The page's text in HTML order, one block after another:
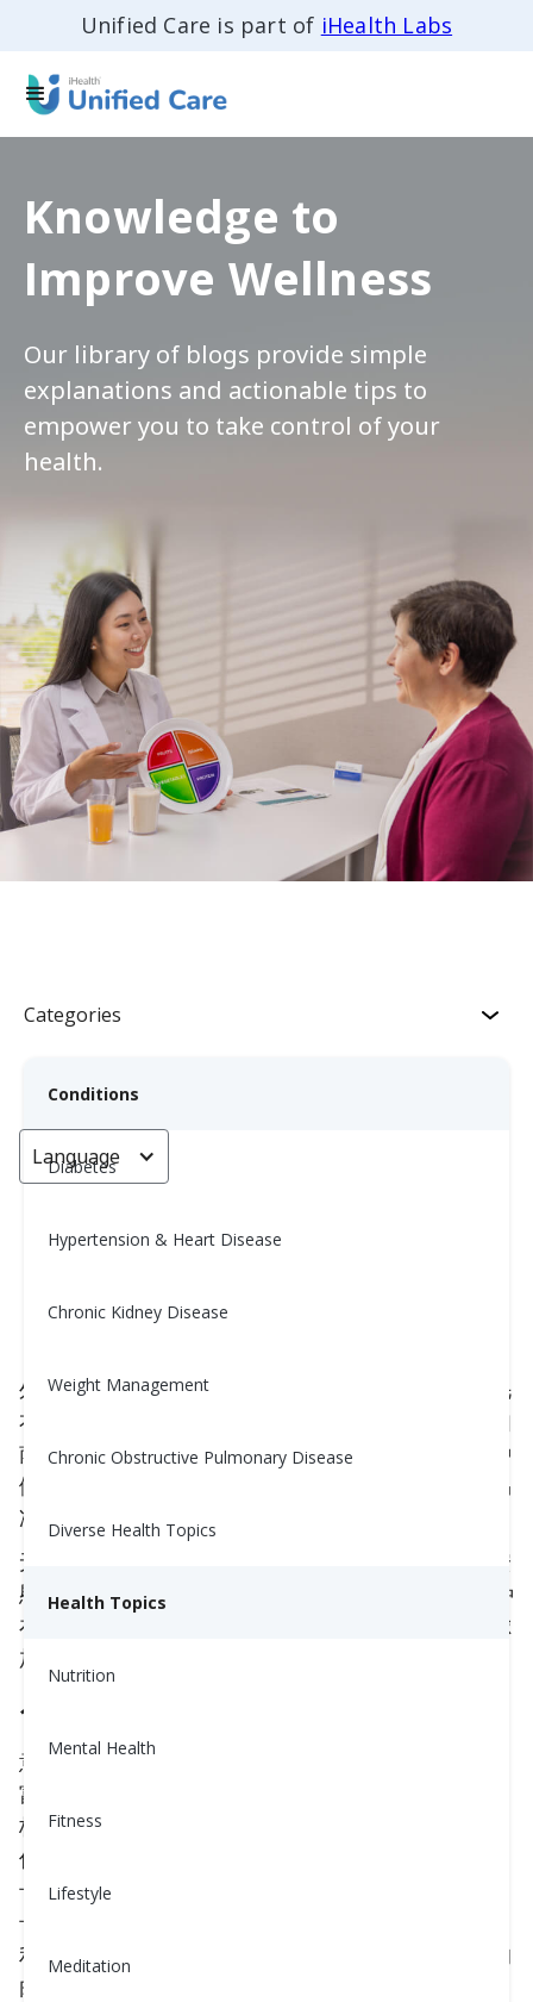
Unified Care is part of iHealth Labs
Knowledge to
Improve Wellness
Our library of blogs provide simple
explanations and actionable tips to
empower you to take control of your
health.
Categories
Conditions
Diabetes
Hypertension & Heart Disease
Chronic Kidney Disease
Weight Management
Chronic Obstructive Pulmonary Disease
Diverse Health Topics
Health Topics
Nutrition
Mental Health
Fitness
Lifestyle
Meditation
Language
秋季最健康的10种食物
Nina Ghamrawi, MS, RD, CDE
外面的天气越来越冷了。秋天是我们从储藏室拿出毛
衣的时节，点燃壁炉，享受一些温暖的安慰食品，如
南瓜派、丰盛的砂锅菜和奶油汤。秋天也是获取各种
健康季节性蔬菜的好时机，假期的到来让我们更容易
准备出轻盈的餐点，既充满风味，又能满足胃口。
无论你是在假期前朝着减肥目标努力，还是只是在安
慰食品蔓延时努力保持健康和精力充沛，这里有10种
在这个假期季节达到巅峰的水果和蔬菜，你应该考虑
加入你的饮食中。
1. 意大利面南瓜
意大利面南瓜的卡路里和碳水化合物比意大利面低，
富含多种营养素，并且几乎能吸收任何搭配的味道，
极具多样性！它也是经典意大利面的极佳低卡路里、
低碳水化合物替代品；煮熟的意大利面每杯含有220
卡路里和43克碳水，而煮熟的意大利面南瓜仅含50
卡路里和8克碳水。我喜欢在番茄酱或香蒜酱的意大
利面中用意大利面南瓜替代意大利面，也会在丰盛的
肉类和蔬菜炖菜中用它替代米饭。